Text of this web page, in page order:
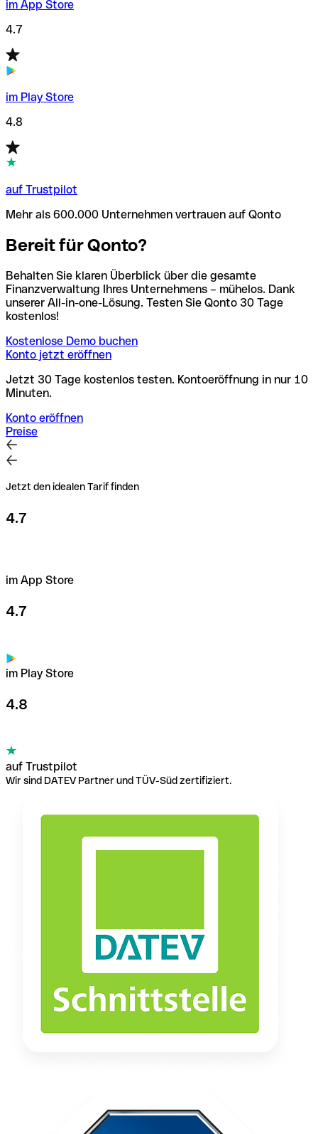
im App Store
4.7
im Play Store
4.8
auf Trustpilot
Mehr als 600.000 Unternehmen vertrauen auf Qonto
Bereit für Qonto?
Behalten Sie klaren Überblick über die gesamte
Finanzverwaltung Ihres Unternehmens – mühelos. Dank
unserer All-in-one-Lösung. Testen Sie Qonto 30 Tage
kostenlos!
Kostenlose Demo buchen
Konto jetzt eröffnen
Jetzt 30 Tage kostenlos testen. Kontoeröffnung in nur 10
Minuten.
Konto eröffnen
Preise
Jetzt den idealen Tarif finden
4.7
im App Store
4.7
im Play Store
4.8
auf Trustpilot
Wir sind DATEV Partner und TÜV-Süd zertifiziert.